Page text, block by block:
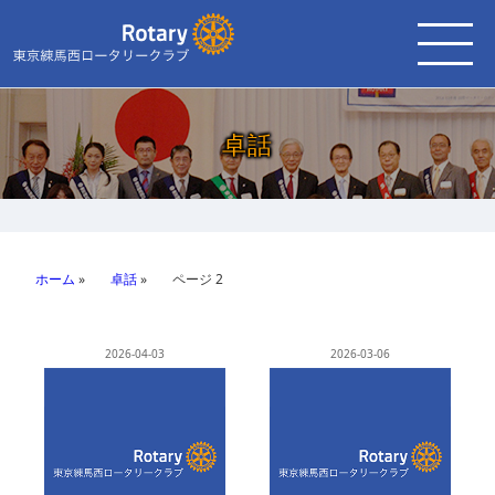
卓話
ホーム » 卓話» ページ 2
2026-04-03 2026-03-06